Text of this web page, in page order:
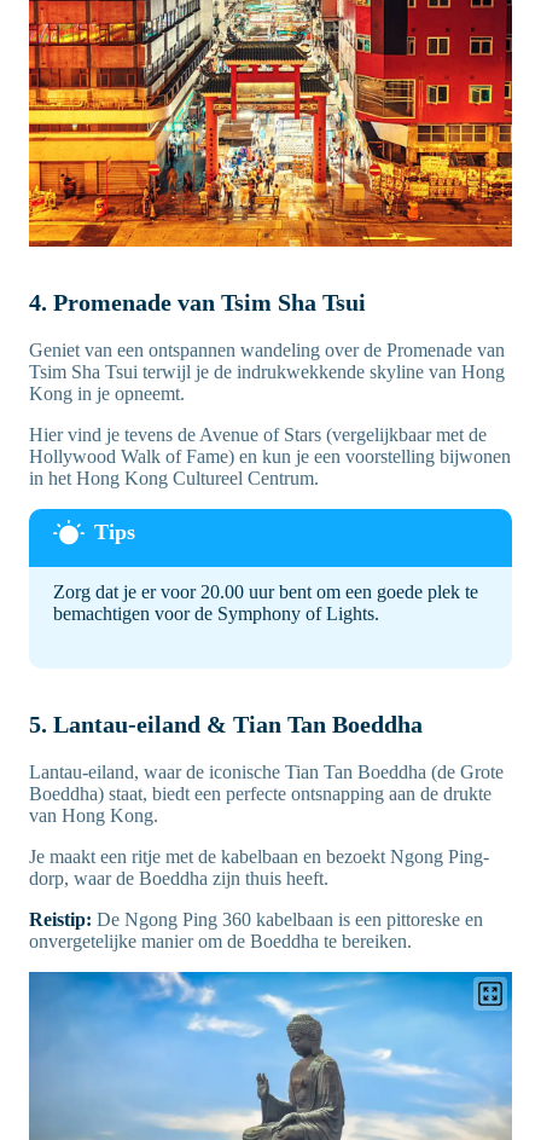
4. Promenade van Tsim Sha Tsui
Geniet van een ontspannen wandeling over de Promenade van
Tsim Sha Tsui terwijl je de indrukwekkende skyline van Hong
Kong in je opneemt.
Hier vind je tevens de Avenue of Stars (vergelijkbaar met de
Hollywood Walk of Fame) en kun je een voorstelling bijwonen
in het Hong Kong Cultureel Centrum.
Zorg dat je er voor 20.00 uur bent om een goede plek te
bemachtigen voor de Symphony of Lights.
5. Lantau-eiland & Tian Tan Boeddha
Lantau-eiland, waar de iconische Tian Tan Boeddha (de Grote
Boeddha) staat, biedt een perfecte ontsnapping aan de drukte
van Hong Kong.
Je maakt een ritje met de kabelbaan en bezoekt Ngong Ping-
dorp, waar de Boeddha zijn thuis heeft.
Reistip: De Ngong Ping 360 kabelbaan is een pittoreske en
onvergetelijke manier om de Boeddha te bereiken.